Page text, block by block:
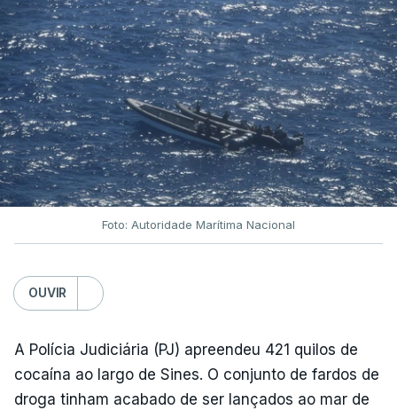
Foto: Autoridade Marítima Nacional
OUVIR
A Polícia Judiciária (PJ) apreendeu 421 quilos de
cocaína ao largo de Sines. O conjunto de fardos de
droga tinham acabado de ser lançados ao mar de